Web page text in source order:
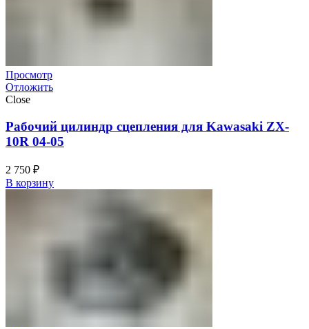
Просмотр
Отложить
Close
Рабочий цилиндр сцепления для Kawasaki ZX-
10R 04-05
2 750 ₽
В корзину